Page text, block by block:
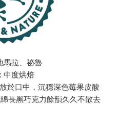
馬拉、祕魯
中度烘焙
於口中，沉穩深色莓果皮酸
長黑巧克力餘韻久久不散去